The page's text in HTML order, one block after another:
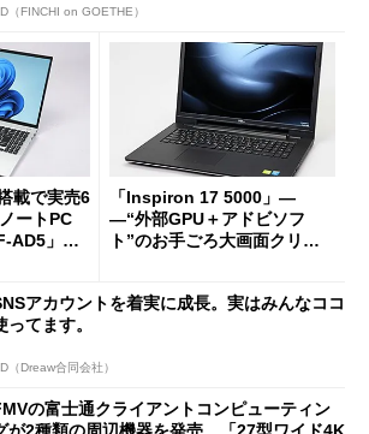
（FINCHI on GOETHE）
載で実売6
ートPC
AD5」を
「Inspiron 17 5000」―
―“外部GPU＋アドビソフ
ト”のお手ごろ大画面クリエ
アカウントを着実に成長。実はみんなココ
ってます。
（Dreaw合同会社）
の富士通クライアントコンピューティン
が2種類の周辺機器を発売 「27型ワイド4K